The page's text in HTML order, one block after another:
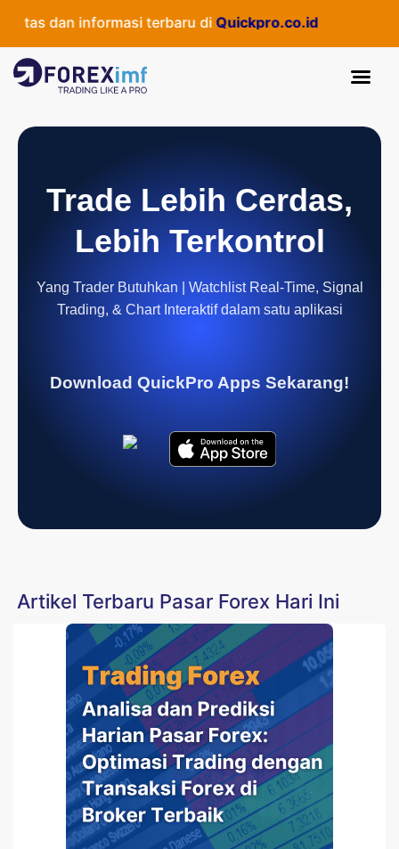
dan informasi terbaru diQuickpro.co.id
Trade Lebih Cerdas,
Lebih Terkontrol
Yang Trader Butuhkan | Watchlist Real-Time, Signal
Trading, & Chart Interaktif dalam satu aplikasi
Download QuickPro Apps Sekarang!
Artikel Terbaru Pasar Forex Hari Ini